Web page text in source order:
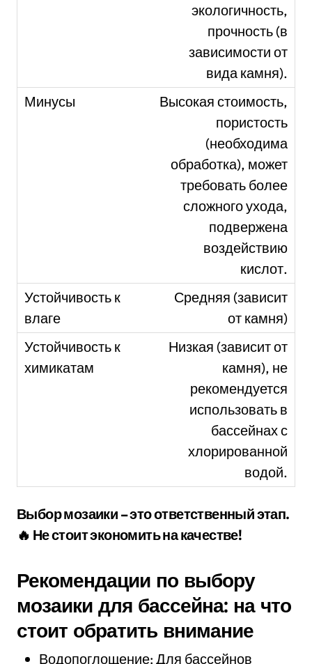
экологичность,
прочность (в
зависимости от
вида камня).
Высокая стоимость,
пористость
(необходима
обработка), может
требовать более
сложного ухода,
подвержена
воздействию
кислот.
Средняя (зависит
от камня)
Низкая (зависит от
камня), не
рекомендуется
использовать в
бассейнах с
хлорированной
водой.
Выбор мозаики – это ответственный этап.
🔥 Не стоит экономить на качестве!
Рекомендации по выбору
мозаики для бассейна: на что
стоит обратить внимание
Водопоглощение: Для бассейнов